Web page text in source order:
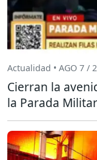
Actualidad • AGO 7 /
Cierran la
la Parada Militar